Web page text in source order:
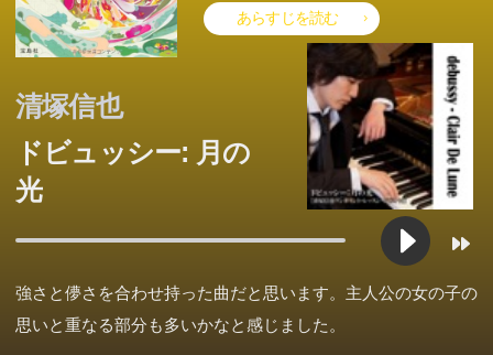
みにくい鳥だと、みんなからいじめられるよだか。タカか
ベストセラー『神カル』の原点！ 上橋菜穂子さん推薦！
「命というものの深みに届きながら、 信州の風のような
爽快さと、静かな明るさがある。 これこそ夏川さんの筆
あらすじを読む
ピアニストからも絶賛!ドビュッシーの調べにのせて贈
る、音楽ミステリー。ピアニストを目指す遙、16歳。祖
清塚信也
ドビュッシー: 月の
光
強さと儚さを合わせ持った曲だと思います。主人公の女の子の
思いと重なる部分も多いかなと感じました。
大泉洋が大学在学中の1997年から雑誌連載で綴ってきた
幻の原稿108編と、40歳になった自身を振り返りつつ執筆
大阪から横浜へ越してきた小学生の大貴は、マンションで
同い年の真吾と出会う。性格は全く違う2人だったが惹か